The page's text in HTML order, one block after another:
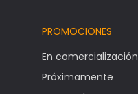
PROMOCIONES
En comercialización
Próximamente